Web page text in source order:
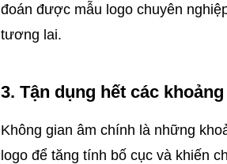
đoán được mẫu logo chuyên
tương lai.
3. Tận dụng hết các
Không gian âm chính là những
logo để tăng tính bố cục và khiến